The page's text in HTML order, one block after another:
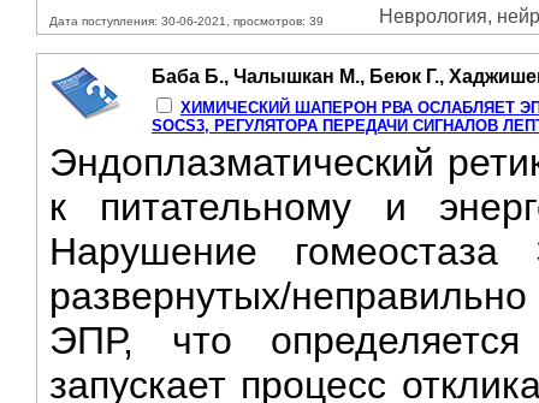
Дата поступления: 30-06-2021, просмотров: 39 Неврология,
Баба Б., Чалышкан М., Беюк Г.,
ХИМИЧЕСКИЙ ШАПЕРОН РВА ОСЛАБЛЯЕТ
SOCS3, РЕГУЛЯТОРА ПЕРЕДАЧИ СИГНАЛОВ
Эндоплазматический
к питательному и
Нарушение
развернутых/
ЭПР, что
запускает процесс